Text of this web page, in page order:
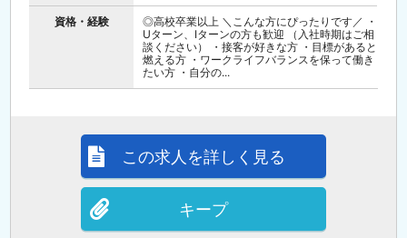
資格・経験
◎高校卒業以上 ＼こんな方にぴったりです／ ・
Uターン、Iターンの方も歓迎 （入社時期はご相
談ください） ・接客が好きな方 ・目標があると
燃える方 ・ワークライフバランスを保って働き
たい方 ・自分の...
この求人を詳しく見る
キープ